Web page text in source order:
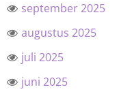
september 2025
augustus 2025
juli 2025
juni 2025